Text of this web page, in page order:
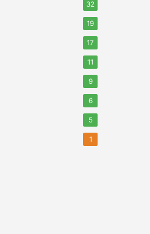
32
19
17
11
9
6
5
1